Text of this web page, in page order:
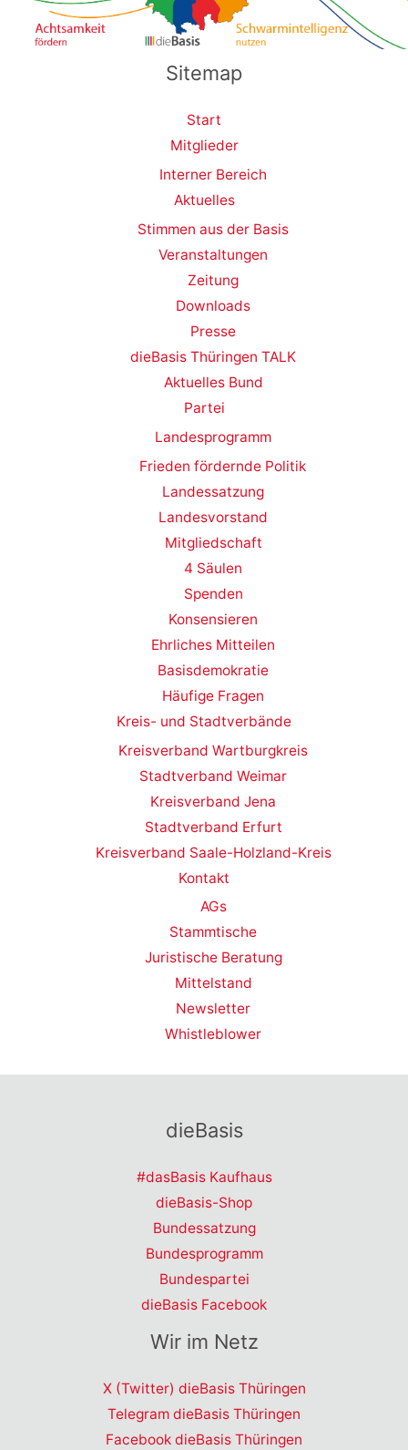
Sitemap
Start
Mitglieder
Interner Bereich
Aktuelles
Stimmen aus der Basis
Veranstaltungen
Zeitung
Downloads
Presse
dieBasis Thüringen TALK
Aktuelles Bund
Partei
Landesprogramm
Frieden fördernde Politik
Landessatzung
Landesvorstand
Mitgliedschaft
4 Säulen
Spenden
Konsensieren
Ehrliches Mitteilen
Basisdemokratie
Häufige Fragen
Kreis- und Stadtverbände
Kreisverband Wartburgkreis
Stadtverband Weimar
Kreisverband Jena
Stadtverband Erfurt
Kreisverband Saale-Holzland-Kreis
Kontakt
AGs
Stammtische
Juristische Beratung
Mittelstand
Newsletter
Whistleblower
dieBasis
#dasBasis Kaufhaus
dieBasis-Shop
Bundessatzung
Bundesprogramm
Bundespartei
dieBasis Facebook
Wir im Netz
X (Twitter) dieBasis Thüringen
Telegram dieBasis Thüringen
Facebook dieBasis Thüringen